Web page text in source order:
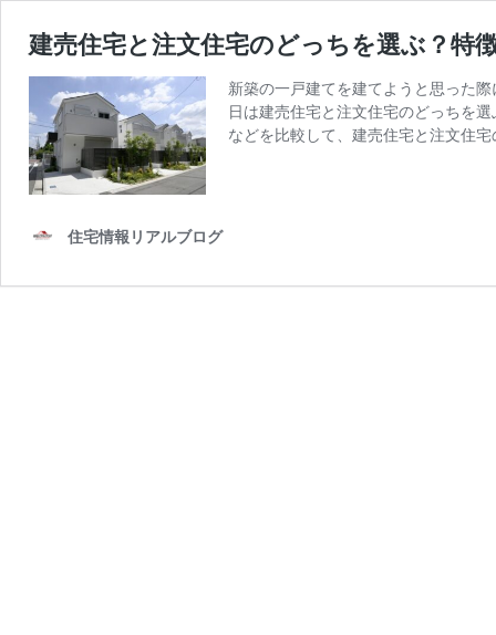
建売住宅と注文住宅のどっちを選ぶ？特
新築の一戸建てを建てようと思った
日は建売住宅と注文住宅のどっちを
などを比較して、建売住宅と注文住
住宅情報リアルブログ